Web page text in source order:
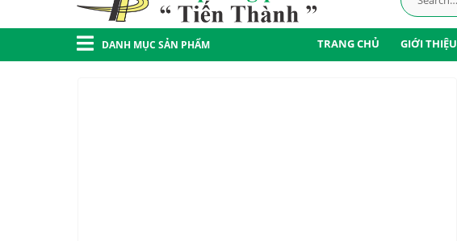
DANH MỤC SẢN PHẨM TRANG CHỦ GIỚI THIỆU